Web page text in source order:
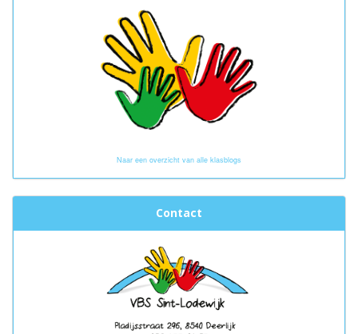
Naar een overzicht van alle klasblogs
Contact